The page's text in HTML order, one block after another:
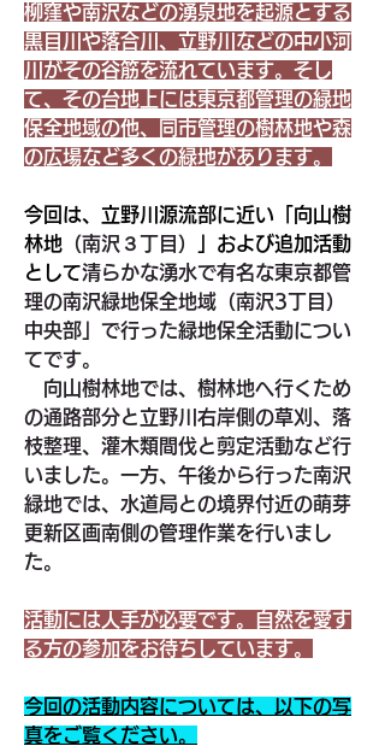
柳窪や南沢などの湧泉地を起源とする
黒目川や落合川、立野川などの中小河
川がその谷筋を流れています。そし
て、その台地上には東京都管理の緑地
保全地域の他、同市管理の樹林地や森
の広場など多くの緑地があります。
今回は、立野川源流部に近い「向山樹
林地 （南沢３丁目）
」および追加活動
として清らかな湧水で有名な東京都管
理の南沢緑地保全地域（南沢3丁目）
中央部」で行った緑地保全活動につい
てです。
向山樹林地では、樹林地へ行くため
の通路部分と立野川右岸側の草刈、落
枝整理、灌木類間伐と剪定活動など行
いました。一方、午後から行った南沢
緑地では、水道局との境界付近の萌芽
更新区画南側の管理作業を行いまし
た。
活動には人手が必要です。自然を愛す
る方の参加をお待ちしています。
今回の活動内容については、以下の写
真をご覧ください。